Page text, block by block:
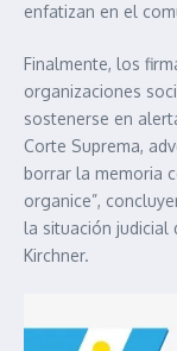
enfatizan en el
Finalmente, los
organizaciones
sostenerse en
Corte Suprema,
borrar la memoria
organice”,
la situación judicial
Kirchner.